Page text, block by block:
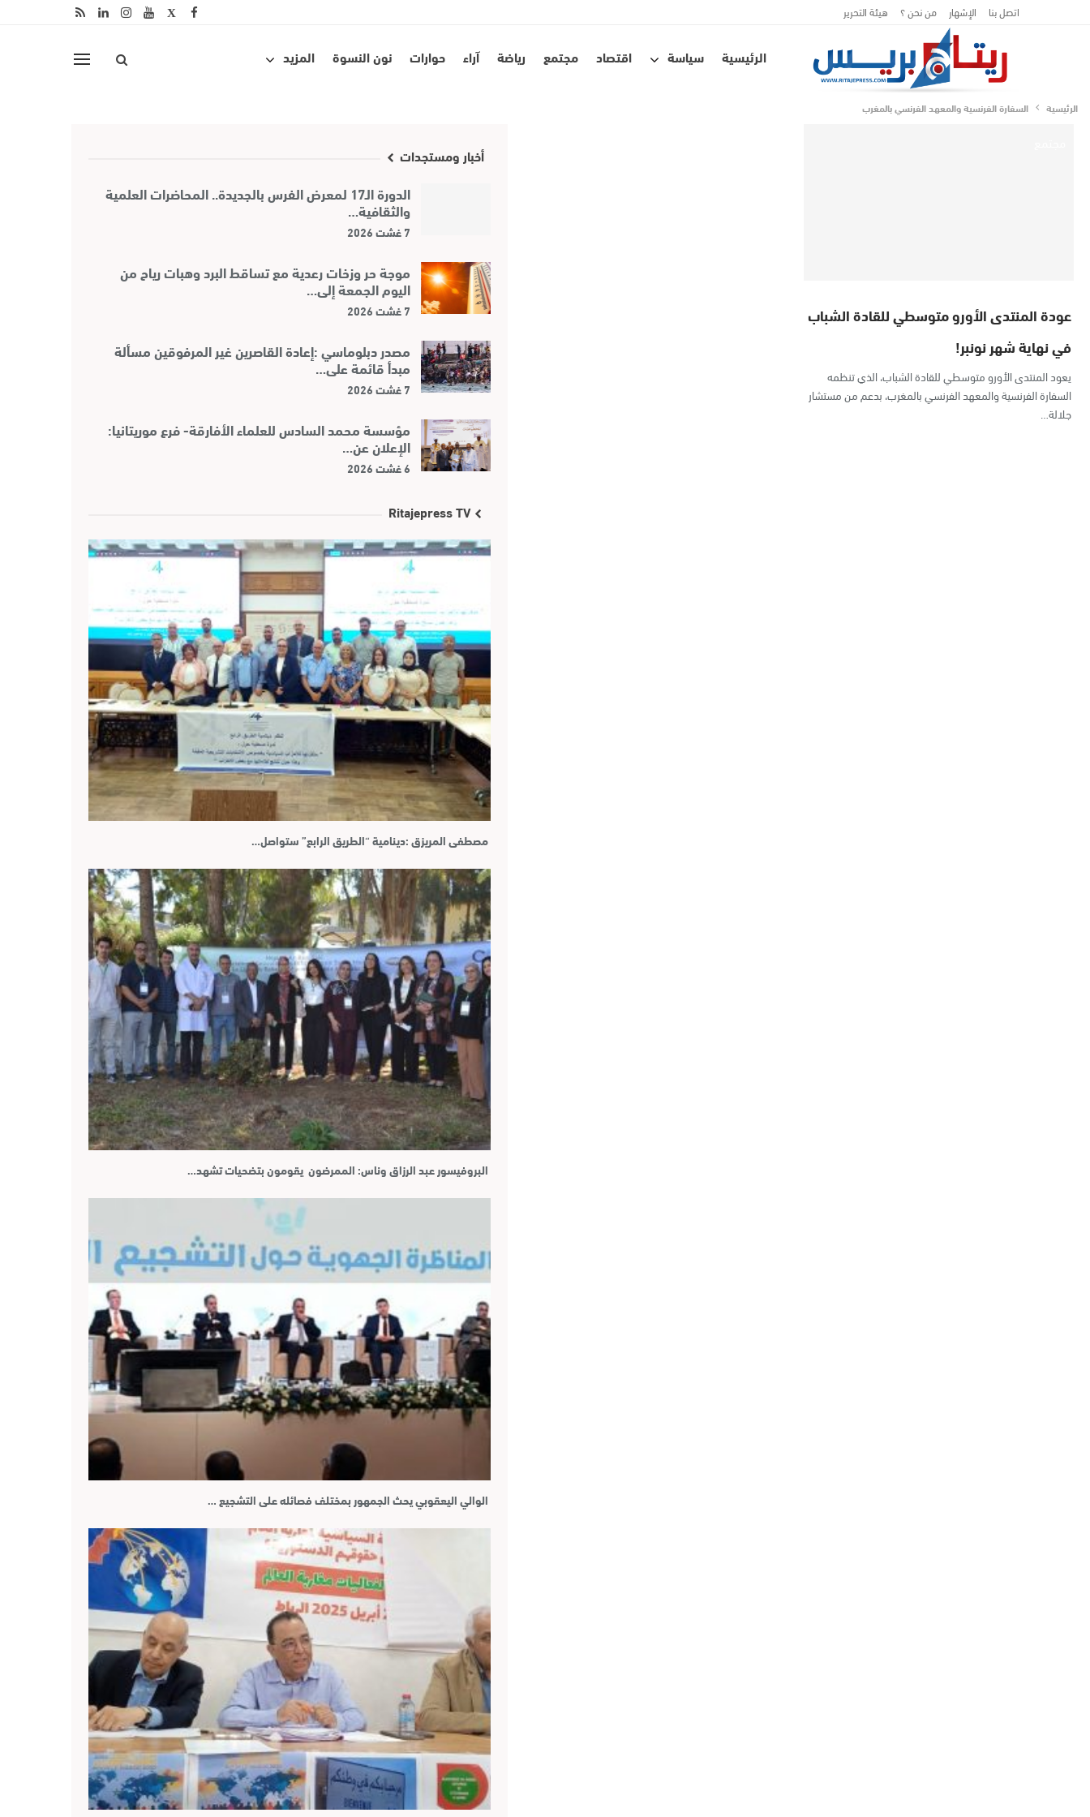
اتصل بنا الإشهار من نحن ؟ هيئة التحرير
الرئيسية سياسة اقتصاد مجتمع رياضة آراء حوارات نون النسوة المزيد
الرئيسية السفارة الفرنسية والمعهد الفرنسي بالمغرب
عودة المنتدى الأورو متوسطي للقادة الشباب
في نهاية شهر نونبر!
يعود المنتدى الأورو متوسطي للقادة الشباب، الذي تنظمه
السفارة الفرنسية والمعهد الفرنسي بالمغرب، بدعم من مستشار
جلالة…
أخبار ومستجدات
الدورة الـ17 لمعرض الفرس بالجديدة.. المحاضرات العلمية
والثقافية…
7 غشت 2026
موجة حر وزخات رعدية مع تساقط البرد وهبات رياح من
اليوم الجمعة إلى…
7 غشت 2026
مصدر دبلوماسي :إعادة القاصرين غير المرفوقين مسألة
مبدأ قائمة على…
7 غشت 2026
مؤسسة محمد السادس للعلماء الأفارقة- فرع موريتانيا:
الإعلان عن…
6 غشت 2026
Ritajepress TV
مصطفى المريزق :دينامية “الطريق الرابع” ستواصل…
البروفيسور عبد الرزاق وناس: الممرضون يقومون بتضحيات تشهد…
الوالي اليعقوبي يحث الجمهور بمختلف فصائله على التشجيع …